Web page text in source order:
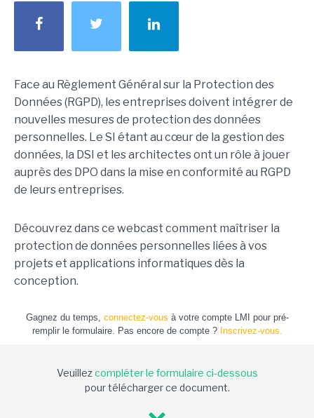
Face au Règlement Général sur la Protection des
Données (RGPD), les entreprises doivent intégrer de
nouvelles mesures de protection des données
personnelles. Le SI étant au cœur de la gestion des
données, la DSI et les architectes ont un rôle à jouer
auprès des DPO dans la mise en conformité au RGPD
de leurs entreprises.
Découvrez dans ce webcast comment maîtriser la
protection de données personnelles liées à vos
projets et applications informatiques dès la
conception.
Gagnez du temps, connectez-vous à votre compte LMI pour pré-
remplir le formulaire. Pas encore de compte ? Inscrivez-vous.
Veuillezcompléter le formulaire ci-dessous
pour télécharger ce document.